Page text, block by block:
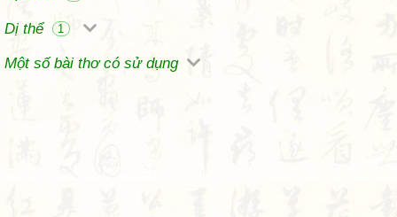
Dị thể 1
Một số bài thơ có sử dụng